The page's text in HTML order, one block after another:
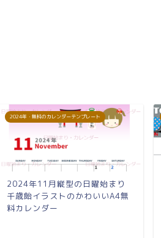
2024年・無料のカレンダーテンプレート
2024年11月縦型の日曜始まり
千歳飴イラストのかわいいA4無
料カレンダー